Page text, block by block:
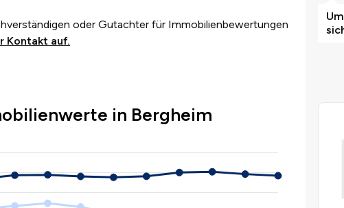
oder Gutachter für Immobilienbewertungen
Kontakt auf.
in Bergheim